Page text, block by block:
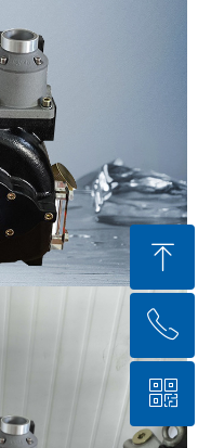
ꁸ
回到顶部
ꂅ
400-885-0799
ꀥ